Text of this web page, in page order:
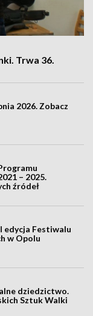
Trwa 36.
2026. Zobacz
– 2025.
źródeł
edycja Festiwalu
w Opolu
dziedzictwo.
Sztuk Walki